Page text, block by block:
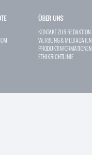
ÜBER UNS
KONTAKT ZUR REDAKTION
WERBUNG & MEDIADATEN
PRODUKTINFORMATIONEN
ETHIKRICHTLINIE